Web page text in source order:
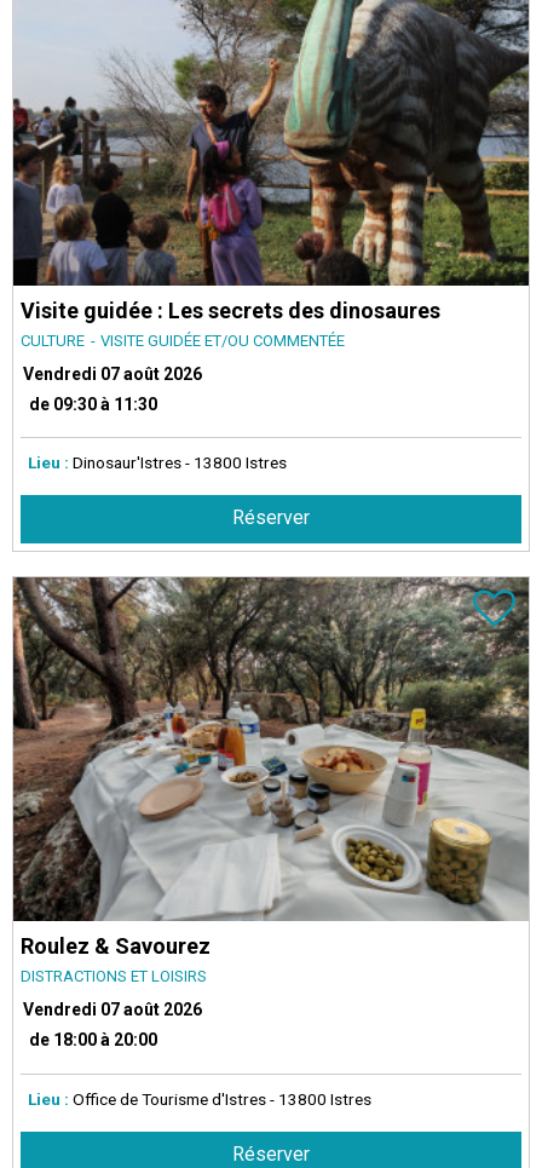
Visite guidée : Les secrets des dinosaures
CULTURE VISITE GUIDÉE ET/OU COMMENTÉE
Vendredi 07 août 2026
de 09:30 à 11:30
Lieu : Dinosaur'Istres- 13800 Istres
Réserver
Roulez & Savourez
DISTRACTIONS ET LOISIRS
Vendredi 07 août 2026
de 18:00 à 20:00
Lieu : Office de Tourisme d'Istres- 13800 Istres
Réserver